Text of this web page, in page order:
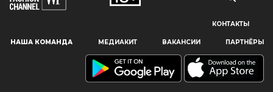
Наш сайт использует файлы cookie и похожие технологии,
пользователям, предоставляя персонализированную
информацию, запоминая предпочтения в области
КОНТАКТЫ
НАША КОМАНДА МЕДИАКИТ ВАКАНСИИ ПАРТНЁРЫ